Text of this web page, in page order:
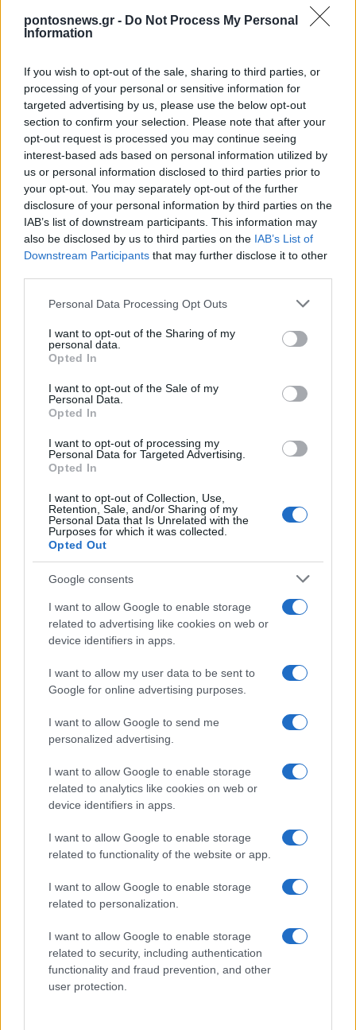
pontosnews.gr - Do Not Process My Personal
Information
If you wish to opt-out of the sale, sharing to third parties, or
processing of your personal or sensitive information for
targeted advertising by us, please use the below opt-out
section to confirm your selection. Please note that after your
opt-out request is processed you may continue seeing
interest-based ads based on personal information utilized by
us or personal information disclosed to third parties prior to
your opt-out. You may separately opt-out of the further
disclosure of your personal information by third parties on the
IAB’s list of downstream participants. This information may
also be disclosed by us to third parties on the IAB’s List of
Downstream Participants that may further disclose it to other
Please note that this website/app uses one or more Google
not limited to your visit or usage behaviour. You may click to
grant or deny consent to Google and its third-party tags to
use your data for below specified purposes in below Google
consent section.
Personal Data Processing Opt Outs
I want to opt-out of the Sharing of my
personal data.
Opted In
I want to opt-out of the Sale of my
Personal Data.
Opted In
I want to opt-out of processing my
Personal Data for Targeted Advertising.
Opted In
I want to opt-out of Collection, Use,
Retention, Sale, and/or Sharing of my
Personal Data that Is Unrelated with the
Purposes for which it was collected.
Opted Out
Google consents
I want to allow Google to enable storage
related to advertising like cookies on web or
device identifiers in apps.
I want to allow my user data to be sent to
Google for online advertising purposes.
I want to allow Google to send me
personalized advertising.
I want to allow Google to enable storage
related to analytics like cookies on web or
device identifiers in apps.
I want to allow Google to enable storage
related to functionality of the website or app.
I want to allow Google to enable storage
related to personalization.
I want to allow Google to enable storage
related to security, including authentication
functionality and fraud prevention, and other
user protection.
ΟΜΟΓΕΝΕΙΑ
Βοστόνη: Eλληνοαμερικανική Συνάντηση Νέων Ερευνητών
για πρώτη φορά αύριο στο περίφημο ΜΙΤ
9/05/2025 - 12:28μμ
ΟΜΟΓΕΝΕΙΑ
για την Επανάσταση του 1821
28/04/2025 - 6:05μμ
ΟΜΟΓΕΝΕΙΑ
Το Γενικό Προξενείο της Ελλάδας στη Βοστόνη για τη
6/04/2025 - 6:13μμ